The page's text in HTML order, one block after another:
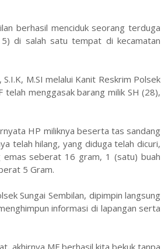
berhasil menciduk seorang terduga
di salah satu tempat di kecamatan
M.SI melalui Kanit Reskrim Polsek
telah menggasak barang milik SH (28),
HP miliknya beserta tas sandang
telah hilang, yang diduga telah dicuri,
seberat 16 gram, 1 (satu) buah
5 Gram.
Sungai Sembilan, dipimpin langsung
informasi di lapangan serta
akhirnya MF berhasil kita bekuk tanpa